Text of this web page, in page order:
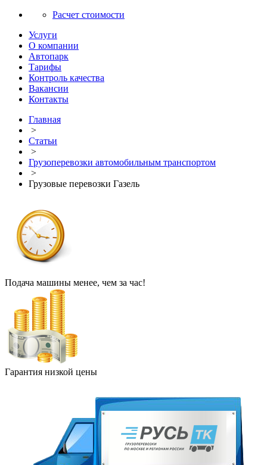
Расчет стоимости
Услуги
О компании
Автопарк
Тарифы
Контроль качества
Вакансии
Контакты
Главная
>
Статьи
>
Грузоперевозки автомобильным транспортом
>
Грузовые перевозки Газель
Подача машины менее, чем за час!
Гарантия низкой цены